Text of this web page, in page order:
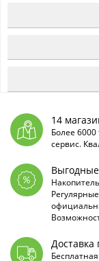
14
Более
сервис.
Доставка